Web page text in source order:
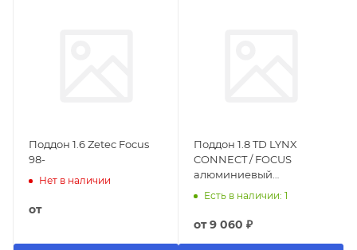
Поддон 1.6 Zetec Focus
98-
Нет в наличии
от
Поддон 1.8 TD LYNX
CONNECT / FOCUS
алюминиевый
(раковина / чаша)
Есть в наличии: 1
от9 060 ₽